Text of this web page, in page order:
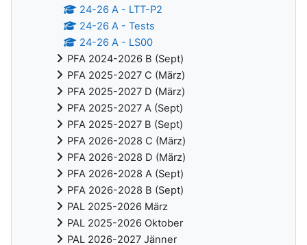
24-26 A - LTT-P2
24-26 A - Tests
24-26 A - LS00
PFA 2024-2026 B (Sept)
PFA 2025-2027 C (März)
PFA 2025-2027 D (März)
PFA 2025-2027 A (Sept)
PFA 2025-2027 B (Sept)
PFA 2026-2028 C (März)
PFA 2026-2028 D (März)
PFA 2026-2028 A (Sept)
PFA 2026-2028 B (Sept)
PAL 2025-2026 März
PAL 2025-2026 Oktober
PAL 2026-2027 Jänner